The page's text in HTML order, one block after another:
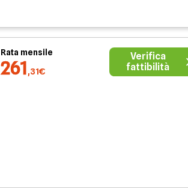
Rata mensile
261,31€
Verifica
fattibilità